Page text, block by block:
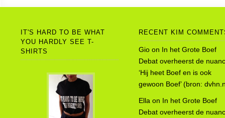
IT'S HARD TO BE WHAT
YOU HARDLY SEE T-
SHIRTS
RECENT KIM
Gio on In het Grote Boef
Debat overheerst de
‘Hij heet Boef en is ook
gewoon Boef’ (bron:
Ella on In het Grote Boef
Debat overheerst de